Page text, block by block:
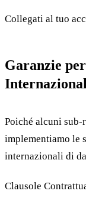
Collegati al tuo
Garanzie
Poiché alcuni
implementiamo le
internazionali di
Clausole